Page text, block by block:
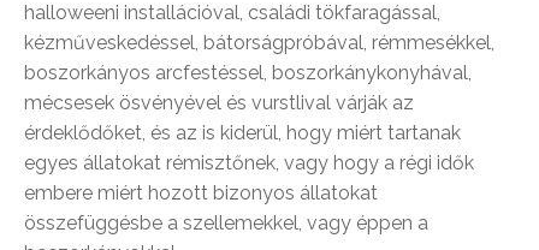
halloweeni installációval, családi tökfaragással,
kézműveskedéssel, bátorságpróbával, rémmesékkel,
boszorkányos arcfestéssel, boszorkánykonyhával,
mécsesek ösvényével és vurstlival várják az
érdeklődőket, és az is kiderül, hogy miért tartanak
egyes állatokat rémisztőnek, vagy hogy a régi idők
embere miért hozott bizonyos állatokat
összefüggésbe a szellemekkel, vagy éppen a